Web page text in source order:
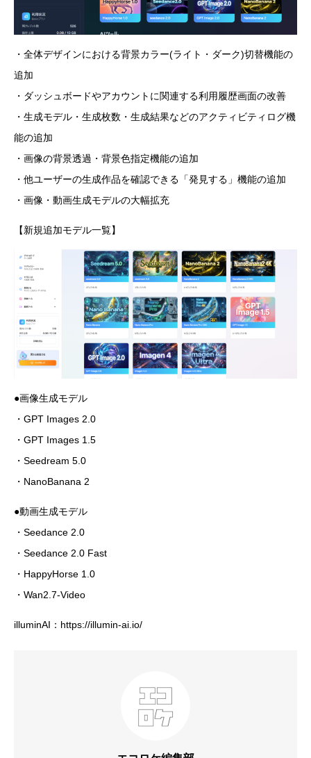
・全体デザインにおける背景カラー(ライト・ダーク)切替機能の
追加
・ダッシュボードやアカウントに関連する利用履歴画面の改善
・生成モデル・生成枚数・生成結果などのアクティビティログ機
能の追加
・画像の背景透過・背景色指定機能の追加
・他ユーザーの生成作品を確認できる「発見する」機能の追加
・画像・動画生成モデルの大幅拡充
【新規追加モデル一覧】
●画像生成モデル
・GPT Images 2.0
・GPT Images 1.5
・Seedream 5.0
・NanoBanana 2
●動画生成モデル
・Seedance 2.0
・Seedance 2.0 Fast
・HappyHorse 1.0
・Wan2.7-Video
illuminAI：https://illumin-ai.io/